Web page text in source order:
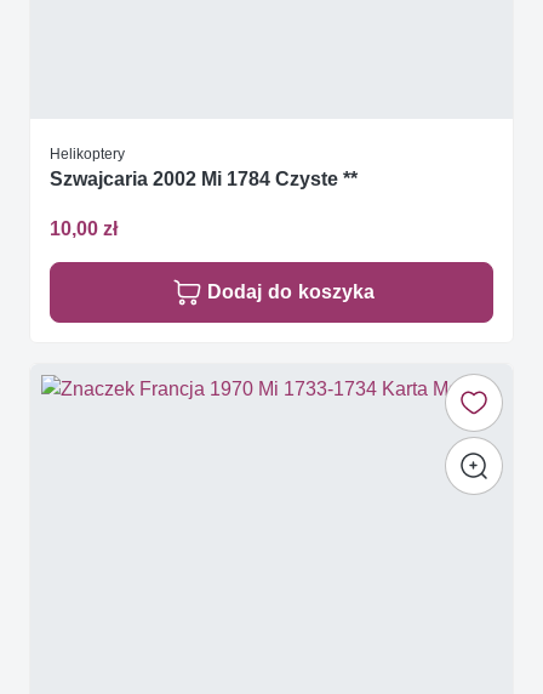
Helikoptery
Szwajcaria 2002 Mi 1784 Czyste **
10,00 zł
Dodaj do koszyka